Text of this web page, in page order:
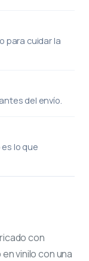
para cuidar la
del envío.
lo que
con
vinilo con una